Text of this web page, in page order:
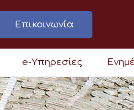
Επικοινωνία
e-Υπηρεσίες